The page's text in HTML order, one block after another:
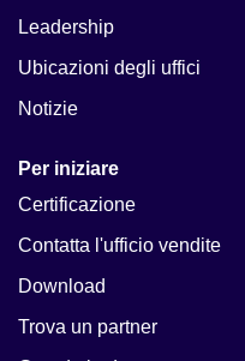
Leadership
Ubicazioni degli uffici
Notizie
Per iniziare
Certificazione
Contatta l'ufficio vendite
Download
Trova un partner